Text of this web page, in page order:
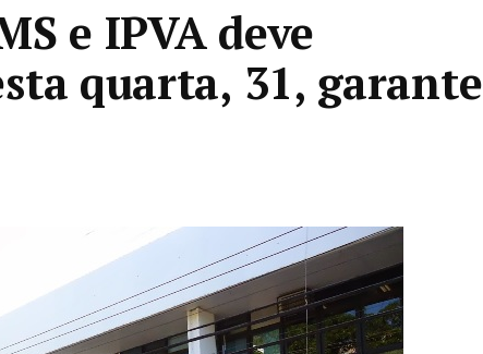
e IPVA deve
quarta, 31, garante